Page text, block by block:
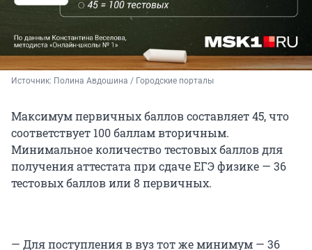
Источник: Полина Авдошина / Городские порталы
Максимум первичных баллов составляет 45, что
соответствует 100 баллам вторичным.
Минимальное количество тестовых баллов для
получения аттестата при сдаче ЕГЭ физике — 36
тестовых баллов или 8 первичных.
— Для поступления в вуз тот же минимум — 36